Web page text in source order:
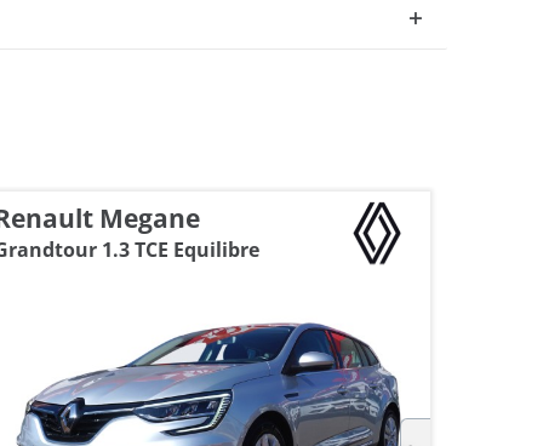
Megane
1.3 TCE Equilibre